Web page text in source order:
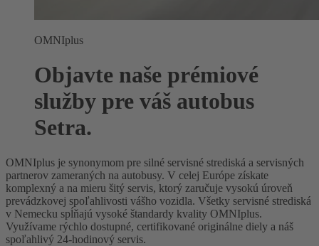
OMNIplus
Objavte naše prémiové
služby pre váš autobus
Setra.
OMNIplus je synonymom pre silné servisné strediská a servisných
partnerov zameraných na autobusy. V celej Európe získate
komplexný a na mieru šitý servis, ktorý zaručuje vysokú úroveň
prevádzkovej spoľahlivosti vášho vozidla. Všetky servisné strediská
v Nemecku spĺňajú vysoké štandardy kvality OMNIplus.
Využívame rýchlo dostupné, certifikované originálne diely a náš
spoľahlivý 24-hodinový servis.